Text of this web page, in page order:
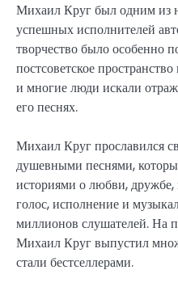
Михаил Круг был одним из
успешных исполнителей
творчество было особенно
постсоветское
и многие люди искали
его песнях.
Михаил Круг прославился
душевными песнями,
историями о любви, дружбе,
голос, исполнение и
миллионов слушателей. На
Михаил Круг выпустил
стали бестселлерами.